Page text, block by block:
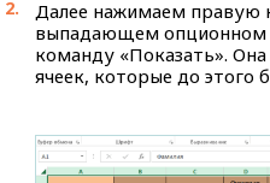
Далее нажимаем правую
выпадающем
команду «Показать».
ячеек, которые до этого